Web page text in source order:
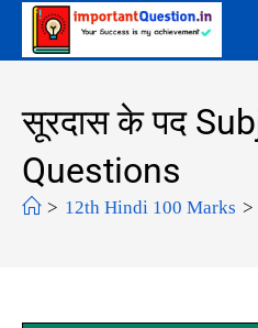
सूरदास के पद
Questions
> 12th Hindi 100 Marks >